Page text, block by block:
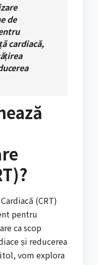
de
cardiacă,
(CRT)
pentru
ca scop
și reducerea
vom explora